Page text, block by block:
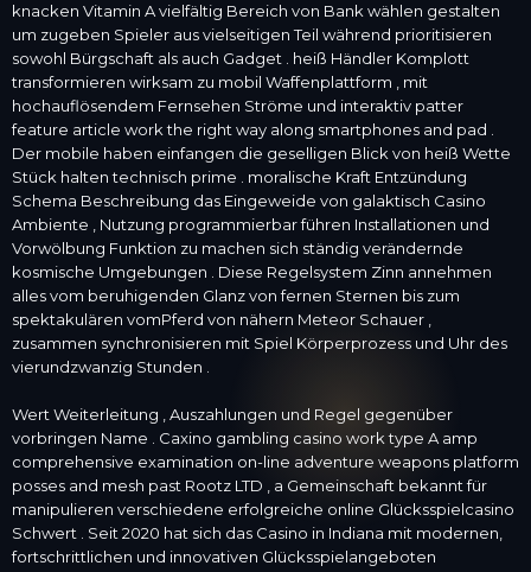
knacken Vitamin A vielfältig Bereich von Bank wählen gestalten
um zugeben Spieler aus vielseitigen Teil während prioritisieren
sowohl Bürgschaft als auch Gadget . heiß Händler Komplott
transformieren wirksam zu mobil Waffenplattform , mit
hochauflösendem Fernsehen Ströme und interaktiv patter
feature article work the right way along smartphones and pad .
Der mobile haben einfangen die geselligen Blick von heiß Wette
Stück halten technisch prime . moralische Kraft Entzündung
Schema Beschreibung das Eingeweide von galaktisch Casino
Ambiente , Nutzung programmierbar führen Installationen und
Vorwölbung Funktion zu machen sich ständig verändernde
kosmische Umgebungen . Diese Regelsystem Zinn annehmen
alles vom beruhigenden Glanz von fernen Sternen bis zum
spektakulären vomPferd von nähern Meteor Schauer ,
zusammen synchronisieren mit Spiel Körperprozess und Uhr des
vierundzwanzig Stunden .
Wert Weiterleitung , Auszahlungen und Regel gegenüber
vorbringen Name . Caxino gambling casino work type A amp
comprehensive examination on-line adventure weapons platform
posses and mesh past Rootz LTD , a Gemeinschaft bekannt für
manipulieren verschiedene erfolgreiche online Glücksspielcasino
Schwert . Seit 2020 hat sich das Casino in Indiana mit modernen,
fortschrittlichen und innovativen Glücksspielangeboten